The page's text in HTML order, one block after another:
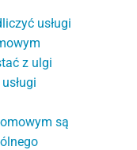
usługi
z ulgi
są